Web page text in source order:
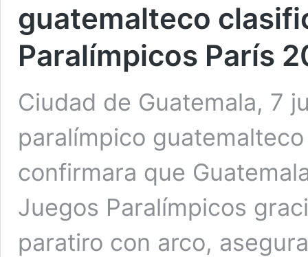
guatemalteco
Paralímpicos París
Ciudad de Guatemala, 7
paralímpico
confirmara que
Juegos Paralímpicos
paratiro con arco,